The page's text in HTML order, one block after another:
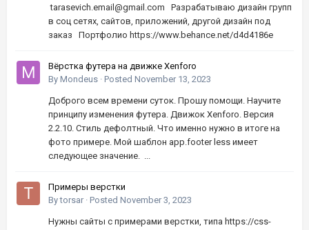
tarasevich.email@gmail.com Разрабатываю дизайн групп
в соц сетях, сайтов, приложений, другой дизайн под
заказ Портфолио https://www.behance.net/d4d4186e
Вёрстка футера на движке Xenforo
By Mondeus · Posted November 13, 2023
Доброго всем времени суток. Прошу помощи. Научите
принципу изменения футера. Движок Xenforo. Версия
2.2.10. Стиль дефолтный. Что именно нужно в итоге на
фото примере. Мой шаблон app.footer less имеет
следующее значение. ...
Примеры верстки
Bytorsar · Posted November 3, 2023
Нужны сайты с примерами верстки, типа https://css-